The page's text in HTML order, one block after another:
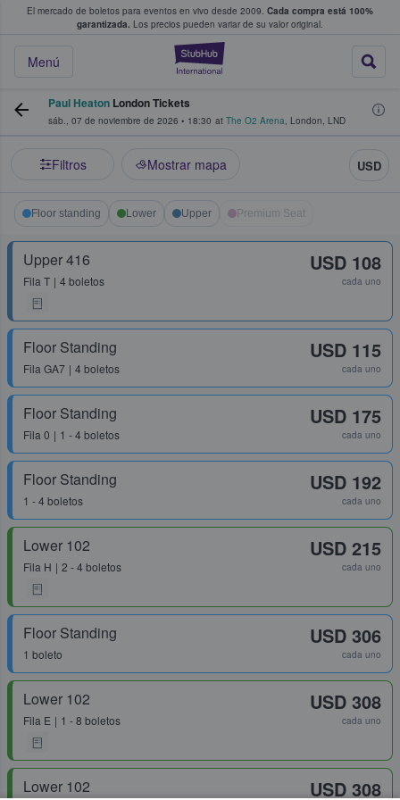
El mercado de boletos para eventos en vivo desde 2009. Cada compra está 100%
garantizada. Los precios pueden variar de su valor original.
StubHub: donde
Menú
fans compran y venden boletos
Paul Heaton London Tickets
sáb., 07 de noviembre de 2026 • 18:30 at The O2 Arena, London, LND
Filtros Mostrar mapa USD
Floor standing Lower Upper Premium Seat
Upper 416
Fila T 4 boletos
USD 108
cada uno
Floor Standing
Fila GA7 4 boletos
USD 115
cada uno
Floor Standing
Fila 0 1 - 4 boletos
USD 175
cada uno
Floor Standing
1 - 4 boletos
USD 192
cada uno
Lower 102
Fila H 2 - 4 boletos
USD 215
cada uno
Floor Standing
1 boleto
USD 306
cada uno
Lower 102
Fila E 1 - 8 boletos
USD 308
cada uno
Lower 102 USD 308